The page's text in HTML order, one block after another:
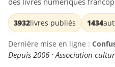
3932livres publiés 1434
Dernière mise en ligne :
Depuis 2006 · Association